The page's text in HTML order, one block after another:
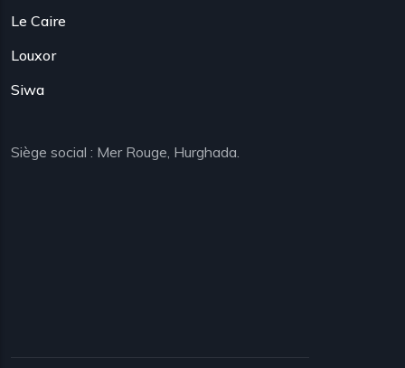
Le Caire
Louxor
Siwa
Siège social : Mer Rouge, Hurghada.